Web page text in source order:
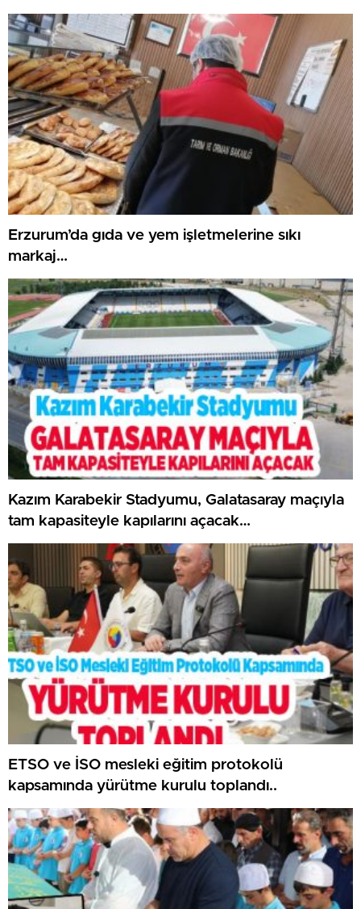
aldı..
Erzurum’da gıda ve yem işletmelerine sıkı
markaj…
Kazım Karabekir Stadyumu, Galatasaray maçıyla
tam kapasiteyle kapılarını açacak…
ETSO ve İSO mesleki eğitim protokolü
kapsamında yürütme kurulu toplandı..